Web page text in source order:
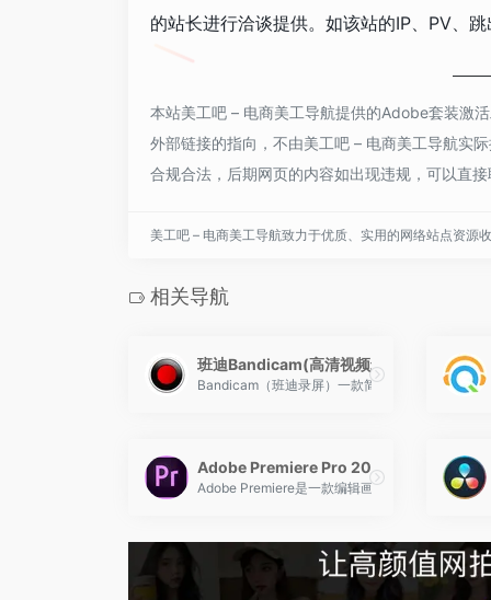
的站长进行洽谈提供。如该站的IP、PV、
本站美工吧 – 电商美工导航提供的Adobe套装激
外部链接的指向，不由美工吧 – 电商美工导航实
合规合法，后期网页的内容如出现违规，可以直
美工吧 – 电商美工导航致力于优质、实用的网络站点资源
相关导航
班迪Bandicam(高清视频录制软件)
Bandicam（班迪录屏）一款简单好用的录屏大
Adobe Premiere Pro 2020 破解版
Adobe Premiere是一款编辑画面质量比较好的软